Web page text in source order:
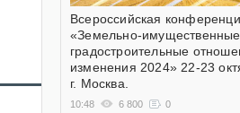
Всероссийская
«Земельно-
градостроительные
изменения 2024» 22-23
г. Москва.
10:48 6 800 0